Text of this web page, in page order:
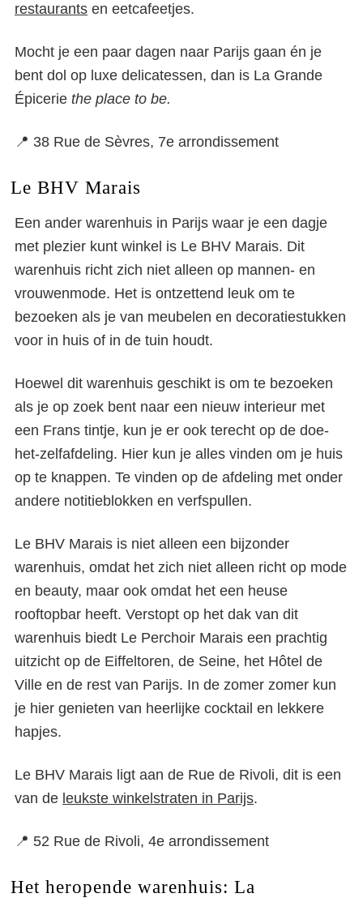
restaurants en eetcafeetjes.
Mocht je een paar dagen naar Parijs gaan én je
bent dol op luxe delicatessen, dan is La Grande
Épicerie the place to be.
📍 38 Rue de Sèvres, 7e arrondissement
Le BHV Marais
Een ander warenhuis in Parijs waar je een dagje
met plezier kunt winkel is Le BHV Marais. Dit
warenhuis richt zich niet alleen op mannen- en
vrouwenmode. Het is ontzettend leuk om te
bezoeken als je van meubelen en decoratiestukken
voor in huis of in de tuin houdt.
Hoewel dit warenhuis geschikt is om te bezoeken
als je op zoek bent naar een nieuw interieur met
een Frans tintje, kun je er ook terecht op de doe-
het-zelfafdeling. Hier kun je alles vinden om je huis
op te knappen. Te vinden op de afdeling met onder
andere notitieblokken en verfspullen.
Le BHV Marais is niet alleen een bijzonder
warenhuis, omdat het zich niet alleen richt op mode
en beauty, maar ook omdat het een heuse
rooftopbar heeft. Verstopt op het dak van dit
warenhuis biedt Le Perchoir Marais een prachtig
uitzicht op de Eiffeltoren, de Seine, het Hôtel de
Ville en de rest van Parijs. In de zomer zomer kun
je hier genieten van heerlijke cocktail en lekkere
hapjes.
Le BHV Marais ligt aan de Rue de Rivoli, dit is een
van de leukste winkelstraten in Parijs.
📍 52 Rue de Rivoli, 4e arrondissement
Het heropende warenhuis: La